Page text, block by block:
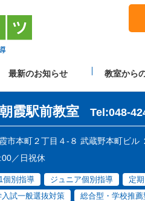
最新のお知らせ 教室から
朝霞駅前教室 Tel:048-
市本町２丁目４-８ 武蔵野本町ビル
／日祝休
個別指導 ジュニア個別指導 定
入試一般選抜対策 総合型・学校推薦